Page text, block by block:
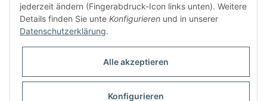
jederzeit ändern (Fingerabdruck-Icon links unten). Weitere
Details finden Sie unte Konfigurieren und in unserer
Datenschutzerklärung.
Alle akzeptieren
Konfigurieren